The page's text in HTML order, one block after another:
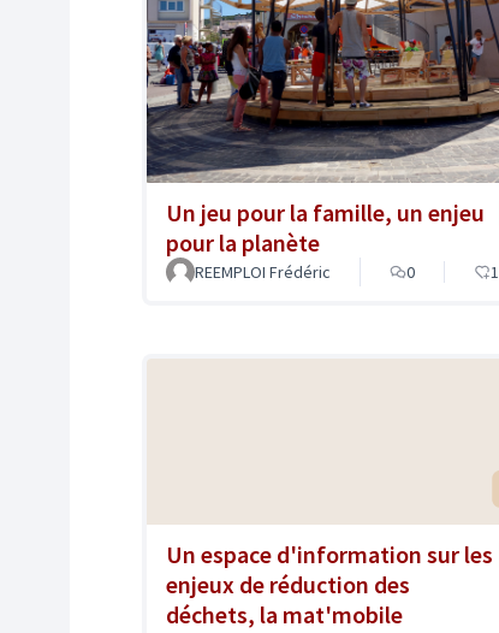
Un jeu pour la famille, un enjeu
pour la planète
REEMPLOI Frédéric 0 1
Un espace d'information sur les
enjeux de réduction des
déchets, la mat'mobile